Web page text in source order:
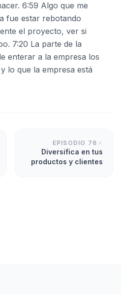
6:59 Algo que me
fue estar rebotando
el proyecto, ver si
7:20 La parte de la
enterar a la empresa los
lo que la empresa está
EPISODIO 76
Diversifica en tus
productos y clientes